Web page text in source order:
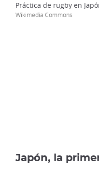
Práctica de rugby en
Wikimedia Commons
Japón, la